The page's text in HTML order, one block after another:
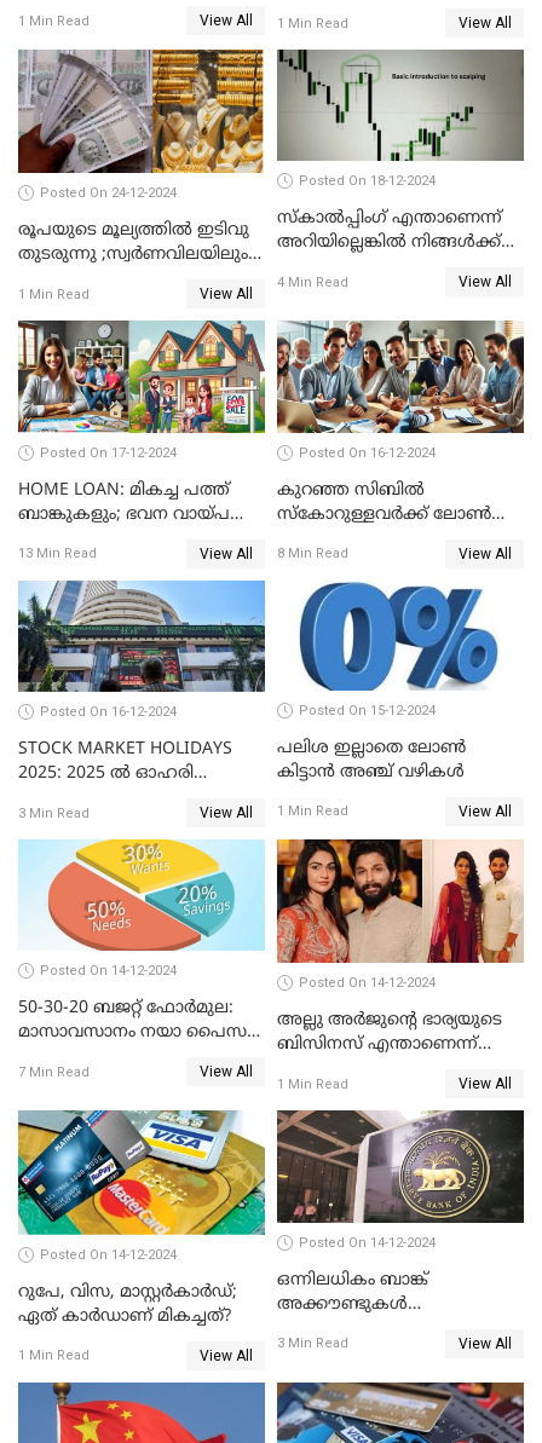
1 Min Read View All
ഉടമകൾ അറിയേണ്ട
കാര്യങ്ങൾ
1 Min Read View All
Posted On 24-12-2024
രൂപയുടെ മൂല്യത്തില്‍ ഇടിവു
തുടരുന്നു ;സ്വര്‍ണവിലയിലും
1 Min Read View All
Posted On 18-12-2024
സ്കാൽപ്പിംഗ് എന്താണെന്ന്
അറിയില്ലെങ്കിൽ നിങ്ങൾക്ക്
4 Min Read View All
Posted On 17-12-2024
HOME LOAN: മികച്ച പത്ത്
ബാങ്കുകളും; ഭവന വായ്പ
13 Min Read View All
Posted On 16-12-2024
കുറഞ്ഞ സിബിൽ
സ്കോറുള്ളവർക്ക് ലോൺ
8 Min Read View All
Posted On 16-12-2024
STOCK MARKET HOLIDAYS
2025: 2025 ൽ ഓഹരി
ദിനങ്ങൾ
3 Min Read View All
Posted On 15-12-2024
പലിശ ഇല്ലാതെ ലോൺ
കിട്ടാൻ അഞ്ച് വഴികൾ
1 Min Read View All
Posted On 14-12-2024
50-30-20 ബജറ്റ് ഫോർമുല:
മാസാവസാനം നയാ പൈസ
7 Min Read View All
Posted On 14-12-2024
അല്ലു അർജുൻ്റെ ഭാര്യയുടെ
ബിസിനസ് എന്താണെന്ന്
1 Min Read View All
Posted On 14-12-2024
റുപേ, വിസ, മാസ്റ്റർകാർഡ്;
ഏത് കാർഡാണ് മികച്ചത്?
1 Min Read View All
Posted On 14-12-2024
ഒന്നിലധികം ബാങ്ക്
അക്കൗണ്ടുകൾ
ബി ഐ പറയുന്നത് എന്താണ്?
3 Min Read View All